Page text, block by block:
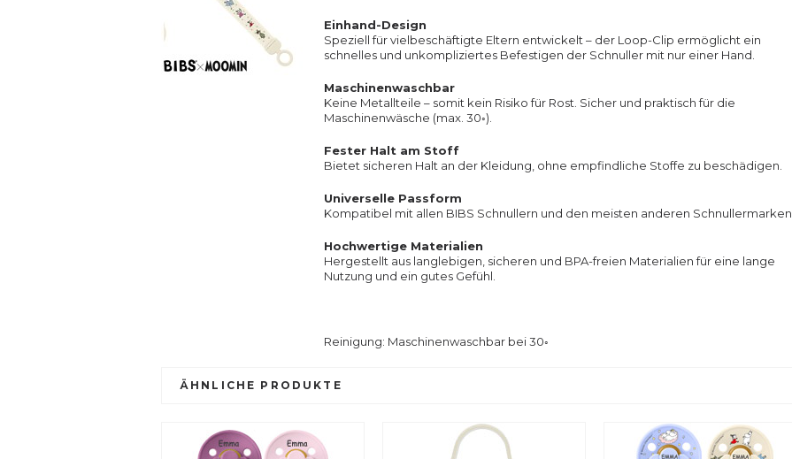
Einhand-Design
Speziell für vielbeschäftigte Eltern entwickelt – der Loop-Clip ermöglicht ein
schnelles und unkompliziertes Befestigen der Schnuller mit nur einer Hand.
Maschinenwaschbar
Keine Metallteile – somit kein Risiko für Rost. Sicher und praktisch für die
Maschinenwäsche (max. 30◦).
Fester Halt am Stoff
Bietet sicheren Halt an der Kleidung, ohne empfindliche Stoffe zu beschädigen.
Universelle Passform
Kompatibel mit allen BIBS Schnullern und den meisten anderen Schnullermarken.
Hochwertige Materialien
Hergestellt aus langlebigen, sicheren und BPA-freien Materialien für eine lange
Nutzung und ein gutes Gefühl.
Reinigung: Maschinenwaschbar bei 30◦
ÄHNLICHE PRODUKTE